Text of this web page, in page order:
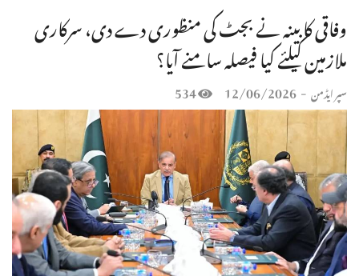
وفاقی کابینہ نے بجٹ کی منظوری دے دی، سرکاری
ملازمین کیلئے کیا فیصلہ سامنے آیا؟
سپر ایڈمن -
12/06/2026